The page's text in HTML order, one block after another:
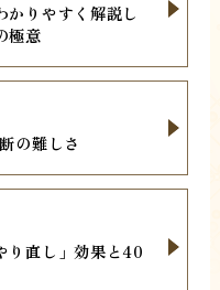
かりやすく解説し
極意
の難しさ
り直し」効果と40